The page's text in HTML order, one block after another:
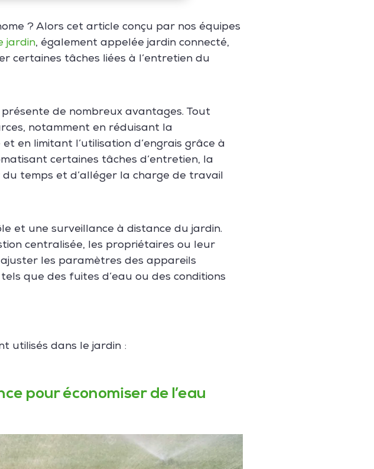
? Alors cet article conçu par nos équipes
jardin, également appelée jardin connecté,
certaines tâches liées à l’entretien du
de nombreux avantages. Tout
notamment en réduisant la
en limitant l’utilisation d’engrais grâce à
certaines tâches d’entretien, la
temps et d’alléger la charge de travail
et une surveillance à distance du jardin.
centralisée, les propriétaires ou leur
les paramètres des appareils
que des fuites d’eau ou des conditions
utilisés dans le jardin :
pour économiser de l’eau